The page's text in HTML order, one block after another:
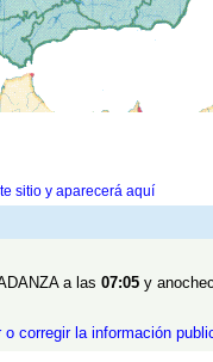
sitio y aparecerá aquí
a las 07:05 y
o corregir la información